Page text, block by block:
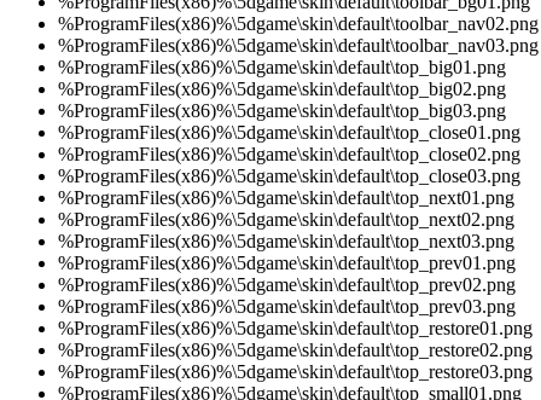
%ProgramFiles(x86)%\5dgame\skin\default\toolbar_nav02.png
%ProgramFiles(x86)%\5dgame\skin\default\toolbar_nav03.png
%ProgramFiles(x86)%\5dgame\skin\default\top_big01.png
%ProgramFiles(x86)%\5dgame\skin\default\top_big02.png
%ProgramFiles(x86)%\5dgame\skin\default\top_big03.png
%ProgramFiles(x86)%\5dgame\skin\default\top_close01.png
%ProgramFiles(x86)%\5dgame\skin\default\top_close02.png
%ProgramFiles(x86)%\5dgame\skin\default\top_close03.png
%ProgramFiles(x86)%\5dgame\skin\default\top_next01.png
%ProgramFiles(x86)%\5dgame\skin\default\top_next02.png
%ProgramFiles(x86)%\5dgame\skin\default\top_next03.png
%ProgramFiles(x86)%\5dgame\skin\default\top_prev01.png
%ProgramFiles(x86)%\5dgame\skin\default\top_prev02.png
%ProgramFiles(x86)%\5dgame\skin\default\top_prev03.png
%ProgramFiles(x86)%\5dgame\skin\default\top_restore01.png
%ProgramFiles(x86)%\5dgame\skin\default\top_restore02.png
%ProgramFiles(x86)%\5dgame\skin\default\top_restore03.png
%ProgramFiles(x86)%\5dgame\skin\default\top_small01.png